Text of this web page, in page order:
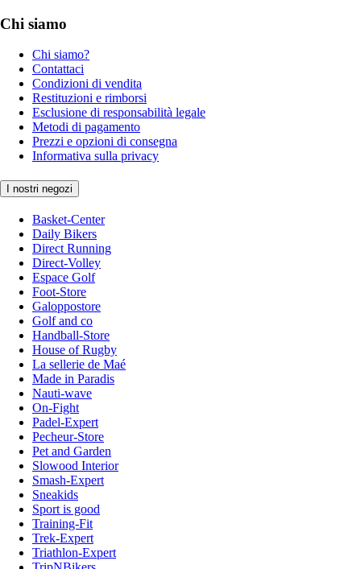
Chi siamo
Chi siamo?
Contattaci
Condizioni di vendita
Restituzioni e rimborsi
Esclusione di responsabilità legale
Metodi di pagamento
Prezzi e opzioni di consegna
Informativa sulla privacy
I nostri negozi
Basket-Center
Daily Bikers
Direct Running
Direct-Volley
Espace Golf
Foot-Store
Galoppostore
Golf and co
Handball-Store
House of Rugby
La sellerie de Maé
Made in Paradis
Nauti-wave
On-Fight
Padel-Expert
Pecheur-Store
Pet and Garden
Slowood Interior
Smash-Expert
Sneakids
Sport is good
Training-Fit
Trek-Expert
Triathlon-Expert